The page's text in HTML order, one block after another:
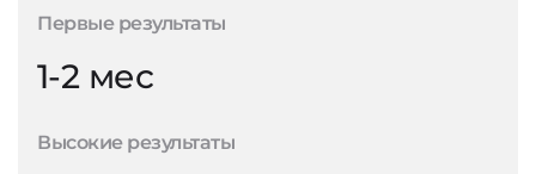
Первые результаты
1-2 мес
Высокие результаты